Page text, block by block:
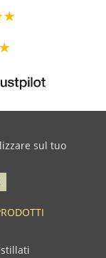
sul tuo